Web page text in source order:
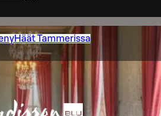
Häät Tammerissa